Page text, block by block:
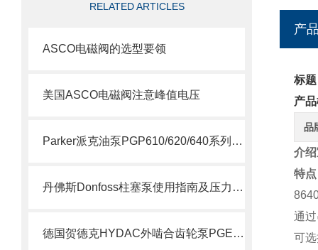
RELATED ARTICLES
ASCO电磁阀的选型要领
美国ASCO电磁阀注意峰值电压
Parker派克油泵PGP610/620/640系列简要说明
丹佛斯Donfoss柱塞泵使用指南及压力调节教程
德国贺德克HYDAC外啮合齿轮泵PGE100系列科普
产
标
产
品
介
特
通
可